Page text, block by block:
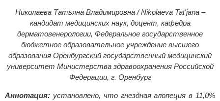
Николаева Татьяна Владимировна / Nikolaeva Tat'jana –
кандидат медицинских наук, доцент, кафедра
дерматовенерологии, Федеральное государственное
бюджетное образовательное учреждение высшего
образования Оренбургский государственный медицинский
университет Министерства здравоохранения Российской
Федерации, г. Оренбург
Аннотация: установлено, что гнездная алопеция в 11,0%